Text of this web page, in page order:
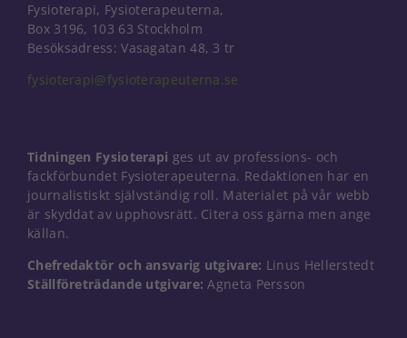
Fysioterapi, Fysioterapeuterna,
Box 3196, 103 63 Stockholm
Besöksadress: Vasagatan 48, 3 tr
fysioterapi@fysioterapeuterna.se
Tidningen Fysioterapi ges ut av professions- och
fackförbundet Fysioterapeuterna. Redaktionen har en
journalistiskt självständig roll. Materialet på vår webb
är skyddat av upphovsrätt. Citera oss gärna men ange
källan.
Chefredaktör och ansvarig utgivare: Linus Hellerstedt
Ställföreträdande utgivare: Agneta Persson
Nödvändiga
Dessa kakor